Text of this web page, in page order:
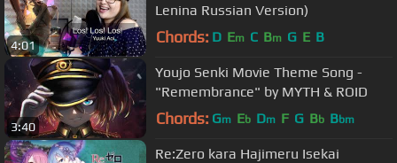
4:01
Lenina Russian Version)
Chords: D Em C Bm G E B
3:40
Youjo Senki Movie Theme Song -
"Remembrance" by MYTH & ROID
Chords: Gm Eb Dm F G Bb Bbm
Re:Zero kara Hajimeru Isekai